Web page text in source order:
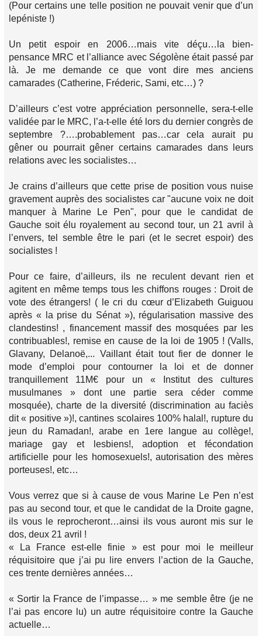
(Pour certains une telle position ne pouvait venir que d’un
lepéniste !)
Un petit espoir en 2006…mais vite déçu…la bien-
pensance MRC et l’alliance avec Ségolène était passé par
là. Je me demande ce que vont dire mes anciens
camarades (Catherine, Fréderic, Sami, etc…) ?
D’ailleurs c’est votre appréciation personnelle, sera-t-elle
validée par le MRC, l’a-t-elle été lors du dernier congrès de
septembre ?….probablement pas…car cela aurait pu
gêner ou pourrait gêner certains camarades dans leurs
relations avec les socialistes…
Je crains d’ailleurs que cette prise de position vous nuise
gravement auprès des socialistes car "aucune voix ne doit
manquer à Marine Le Pen", pour que le candidat de
Gauche soit élu royalement au second tour, un 21 avril à
l’envers, tel semble être le pari (et le secret espoir) des
socialistes !
Pour ce faire, d’ailleurs, ils ne reculent devant rien et
agitent en même temps tous les chiffons rouges : Droit de
vote des étrangers! ( le cri du cœur d’Elizabeth Guiguou
après « la prise du Sénat »), régularisation massive des
clandestins! , financement massif des mosquées par les
contribuables!, remise en cause de la loi de 1905 ! (Valls,
Glavany, Delanoë,... Vaillant était tout fier de donner le
mode d’emploi pour contourner la loi et de donner
tranquillement 11M€ pour un « Institut des cultures
musulmanes » dont une partie sera céder comme
mosquée), charte de la diversité (discrimination au faciès
dit « positive »)!, cantines scolaires 100% halal!, rupture du
jeun du Ramadan!, arabe en 1ere langue au collège!,
mariage gay et lesbiens!, adoption et fécondation
artificielle pour les homosexuels!, autorisation des mères
porteuses!, etc…
Vous verrez que si à cause de vous Marine Le Pen n’est
pas au second tour, et que le candidat de la Droite gagne,
ils vous le reprocheront…ainsi ils vous auront mis sur le
dos, deux 21 avril !
« La France est-elle finie » est pour moi le meilleur
réquisitoire que j’ai pu lire envers l’action de la Gauche,
ces trente dernières années…
« Sortir la France de l’impasse… » me semble être (je ne
l’ai pas encore lu) un autre réquisitoire contre la Gauche
actuelle…